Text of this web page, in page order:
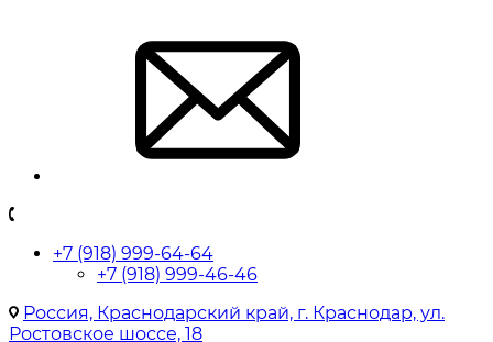
+7 (918) 999-64-64
+7 (918) 999-46-46
Россия, Краснодарский край, г. Краснодар, ул.
Ростовское шоссе, 18